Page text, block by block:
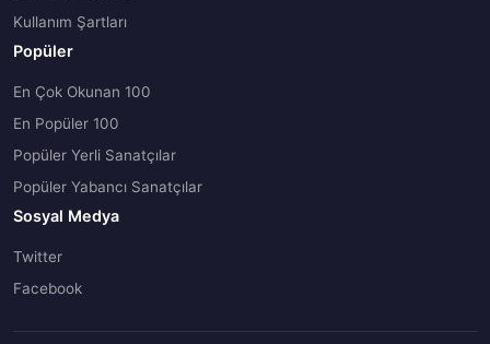
Kullanım Şartları
Popüler
En Çok Okunan 100
En Popüler 100
Popüler Yerli Sanatçılar
Popüler Yabancı Sanatçılar
Sosyal Medya
Twitter
Facebook